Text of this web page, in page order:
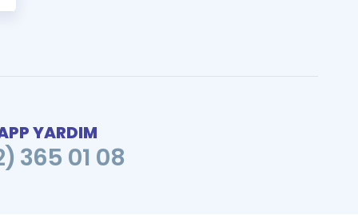
YARDIM
365 01 08